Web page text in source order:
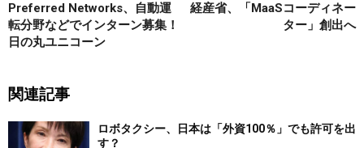
Preferred Networks、自動運
転分野などでインターン募集！
日の丸ユニコーン
経産省、「MaaSコーディネー
ター」創出へ
関連記事
ロボタクシー、日本は「外資100％」でも許可を出
す？